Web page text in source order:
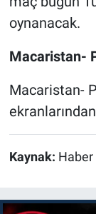
oynanacak.
Macaristan-
Macaristan-
Kaynak: